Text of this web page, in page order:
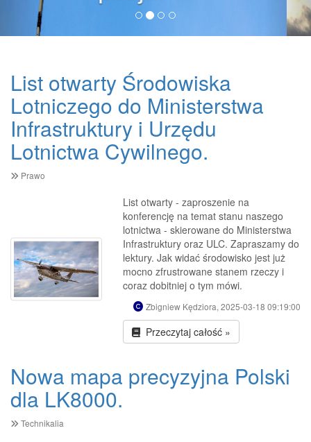
List otwarty Środowiska
Lotniczego do Ministerstwa
Infrastruktury i Urzędu
Lotnictwa Cywilnego.
Prawo
List otwarty - zaproszenie na
konferencję na temat stanu naszego
lotnictwa - skierowane do Ministerstwa
Infrastruktury oraz ULC. Zapraszamy do
lektury. Jak widać środowisko jest już
mocno zfrustrowane stanem rzeczy i
coraz dobitniej o tym mówi.
Zbigniew Kędziora, 2025-03-18 09:19:00
Przeczytaj całość »
Nowa mapa precyzyjna Polski
dla LK8000.
Technikalia